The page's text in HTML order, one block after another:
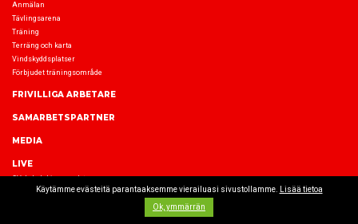
Anmälan
Tävlingsarena
Träning
Terräng och karta
Vindskyddsplatser
Förbjudet träningsområde
FRIVILLIGA ARBETARE
SAMARBETSPARTNER
MEDIA
LIVE
SV JukolaLive – web tv
© www-sivut: Seven-1, Tietotemput Oy
Käytämme evästeitä parantaaksemme vierailuasi sivustollamme.
Lisää tietoa
Ok, ymmärrän